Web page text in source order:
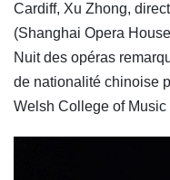
Cardiff, Xu Zhong,
(Shanghai Opera
Nuit des opéras
de nationalité chinoise
Welsh College of Music